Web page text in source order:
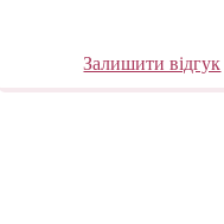
Залишити відгук